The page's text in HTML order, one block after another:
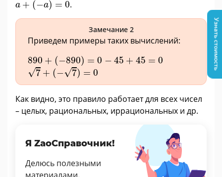
a + (−a) = 0.
Замечание 2
Приведем примеры таких вычислений:
890 + (−890) = 0 − 45 + 45 = 0
890 + − 890)=0 45 45= 0
√7 + (−√7) = 0
7+(− 7 )= 0
Как видно, это правило работает для всех чисел
– целых, рациональных, иррациональных и др.
Я ZaoСправочник!
Делюсь полезными
материалами.
Узнать стоимость